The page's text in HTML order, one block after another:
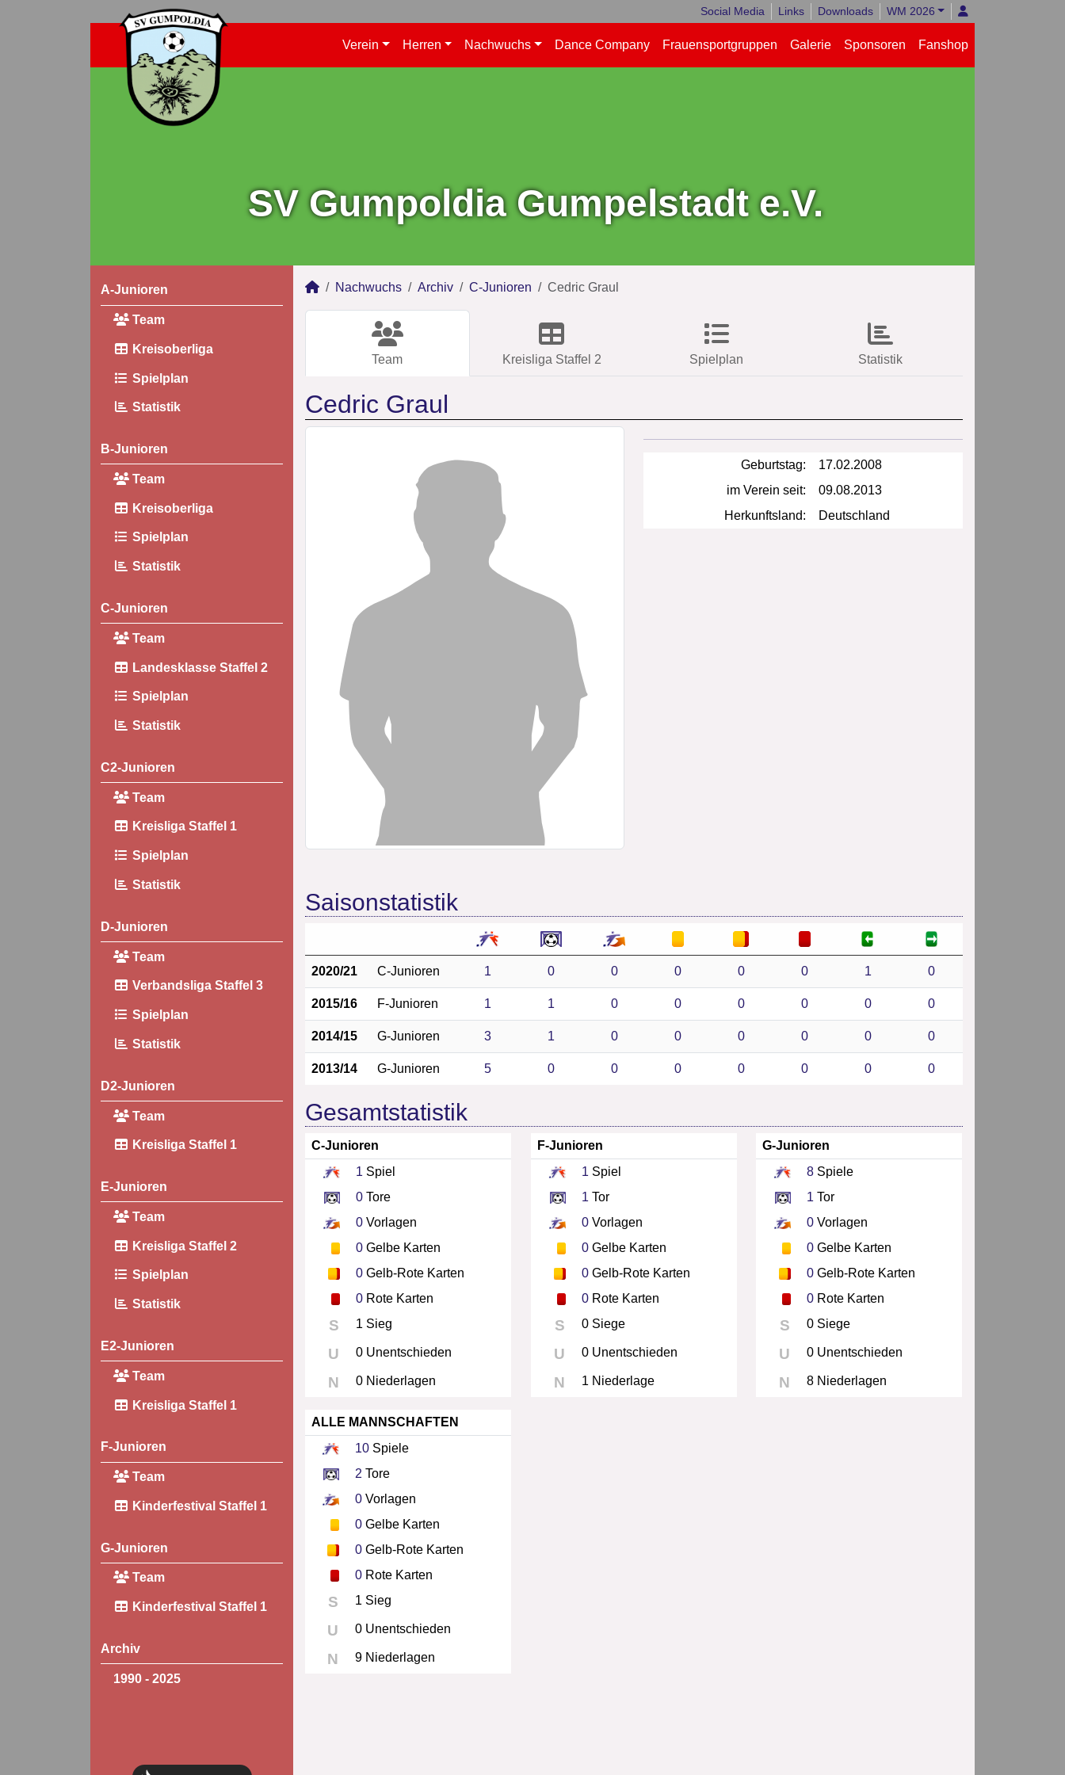
Social Media Links Downloads WM 2026
Verein Herren Nachwuchs Dance Company Frauensportgruppen Galerie Sponsoren Fanshop
SV Gumpoldia Gumpelstadt e.V.
A-Junioren
Team
Kreisoberliga
Spielplan
Statistik
B-Junioren
Team
Kreisoberliga
Spielplan
Statistik
C-Junioren
Team
Landesklasse Staffel 2
Spielplan
Statistik
C2-Junioren
Team
Kreisliga Staffel 1
Spielplan
Statistik
D-Junioren
Team
Verbandsliga Staffel 3
Spielplan
Statistik
D2-Junioren
Team
Kreisliga Staffel 1
E-Junioren
Team
Kreisliga Staffel 2
Spielplan
Statistik
E2-Junioren
Team
Kreisliga Staffel 1
F-Junioren
Team
Kinderfestival Staffel 1
G-Junioren
Team
Kinderfestival Staffel 1
Archiv
1990 - 2025
Nachwuchs Archiv C-Junioren Cedric Graul
Team Kreisliga Staffel 2 Spielplan Statistik
Cedric Graul
Geburtstag:
17.02.2008
im Verein seit:
09.08.2013
Herkunftsland:
Deutschland
Saisonstatistik
2020/21 C-Junioren 1 0 0 0 0 0 1 0
2015/16 F-Junioren 1 1 0 0 0 0 0 0
2014/15 G-Junioren 3 1 0 0 0 0 0 0
2013/14 G-Junioren 5 0 0 0 0 0 0 0
Gesamtstatistik
C-Junioren
1 Spiel
0 Tore
0 Vorlagen
0 Gelbe Karten
0 Gelb-Rote Karten
0 Rote Karten
S 1 Sieg
U 0 Unentschieden
N 0 Niederlagen
F-Junioren
1 Spiel
1 Tor
0Vorlagen
0Gelbe Karten
0Gelb-Rote Karten
0Rote Karten
S 0 Siege
U 0 Unentschieden
N 1 Niederlage
G-Junioren
8 Spiele
1 Tor
0 Vorlagen
0 Gelbe Karten
0 Gelb-Rote Karten
0 Rote Karten
S 0 Siege
U 0 Unentschieden
N 8 Niederlagen
ALLE MANNSCHAFTEN
10 Spiele
2 Tore
0 Vorlagen
0 Gelbe Karten
0 Gelb-Rote Karten
0 Rote Karten
S 1 Sieg
U 0 Unentschieden
N 9 Niederlagen